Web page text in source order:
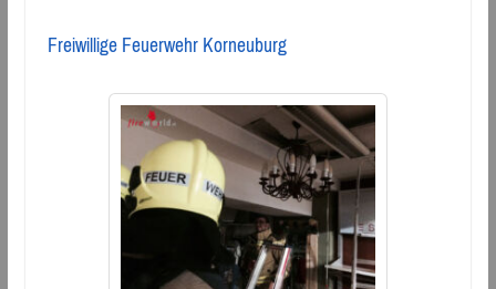
Freiwillige Feuerwehr Korneuburg